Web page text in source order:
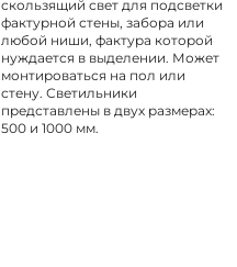
скользящий свет для подсветки
фактурной стены, забора или
любой ниши, фактура которой
нуждается в выделении. Может
монтироваться на пол или
стену. Светильники
представлены в двух размерах:
500 и 1000 мм.